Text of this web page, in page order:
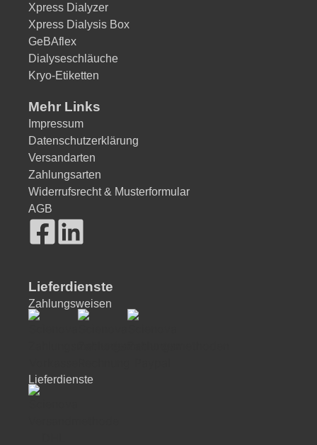
Xpress Dialyzer
Xpress Dialysis Box
GeBAflex
Dialyseschläuche
Kryo-Etiketten
Mehr Links
Impressum
Datenschutzerklärung
Versandarten
Zahlungsarten
Widerrufsrecht & Musterformular
AGB
Lieferdienste
Zahlungsweisen
Lieferdienste